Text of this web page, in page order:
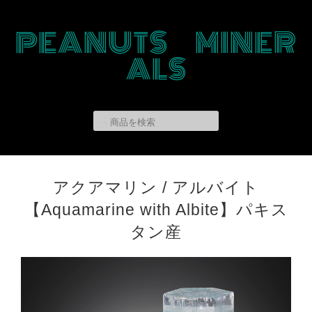
PEANUTS MINER
ALS
アクアマリン / アルバイト
【Aquamarine with Albite】パキス
タン産